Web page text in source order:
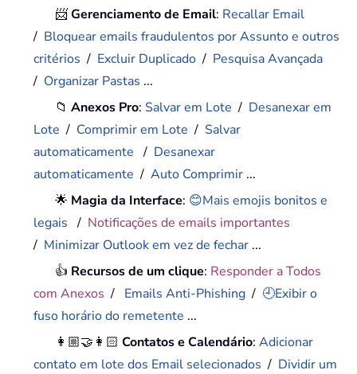
📨Gerenciamento de Email: Recallar Email
/ Bloquear emails fraudulentos por Assunto e outros
critérios / Excluir Duplicado / Pesquisa Avançada
/ Organizar Pastas ...
📁Anexos Pro: Salvar em Lote / Desanexar em
Lote / Comprimir em Lote / Salvar
automaticamente / Desanexar
automaticamente /Auto Comprimir ...
🌟 Magia da Interface: 😊Mais emojis bonitos e
legais / Notificações de emails importantes
/ Minimizar Outlook em vez de fechar ...
👍 Recursos de um clique: Responder a Todos
com Anexos / Emails Anti-Phishing / 🕘Exibir o
fuso horário do remetente ...
👩🏼‍🤝‍👩🏻Contatos e Calendário:Adicionar
contato em lote dos Email selecionados / Dividir um